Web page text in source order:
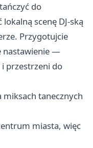
do
scenę DJ‑ską
Przygotujcie
nastawienie —
i przestrzeni do
tanecznych
miasta, więc